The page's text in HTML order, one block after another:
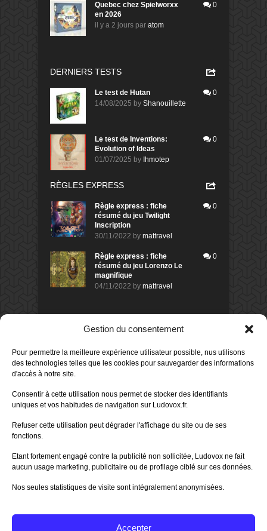
Gestion du consentement
Pour permettre la meilleure expérience utilisateur possible, nus utilisons
des technologies telles que les cookies pour sauvegarder des informations
d'accès à notre site.
Consentir à cette utilisation nous permet de stocker des identifiants
uniques et vos habitudes de navigation sur Ludovox.fr.
Refuser cette utilisation peut dégrader l'affichage du site ou de ses
fonctions.
Etant fortement engagé contre la publicité non sollicitée, Ludovox ne fait
aucun usage marketing, publicitaire ou de profilage ciblé sur ces données.
Nos seules statistiques de visite sont intégralement anonymisées.
Accepter
Quebec chez Spielworxx
en 2026
il y a 2 jours par atom
0
DERNIERS TESTS
Le test de Hutan
14/08/2025 by Shanouillette
0
Le test de Inventions:
Evolution of Ideas
01/07/2025 by Ihmotep
0
RÈGLES EXPRESS
Règle express : fiche
résumé du jeu Twilight
Inscription
30/11/2022 by mattravel
0
Règle express : fiche
résumé du jeu Lorenzo Le
magnifique
04/11/2022 by mattravel
0
DERNIERS AVIS DES MEMBRES
Avis de morlockbob
Sur le jeu Collect!
il y a 1 jour
Avis demorlockbob
Sur le jeu Detective Box - Ciao
Publié leil y a 3 jours
80%
Sur le jeu Detective Box - Ciao
Bella